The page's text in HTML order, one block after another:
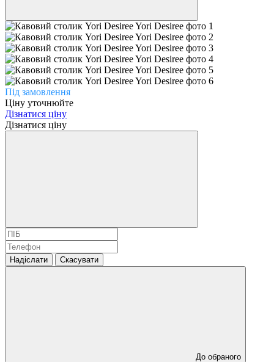
Під замовлення
Ціну уточнюйте
Дізнатися ціну
Дізнатися ціну
Надіслати Скасувати
До обраного